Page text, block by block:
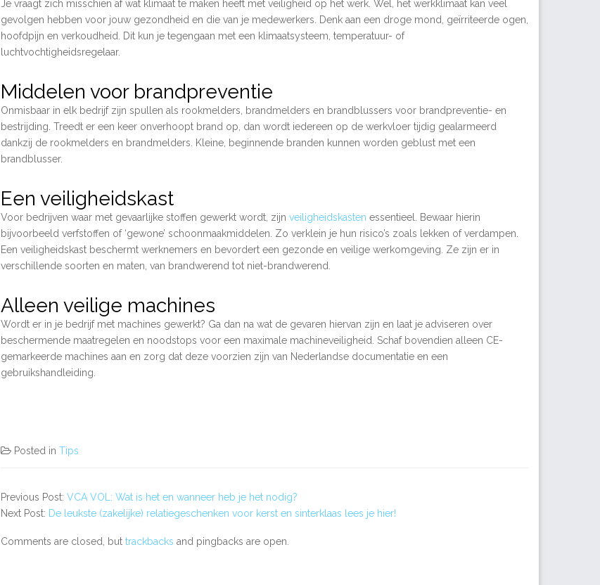
Je vraagt zich misschien af wat klimaat te maken heeft met veiligheid op het werk. Wel, het werkklimaat kan veel
gevolgen hebben voor jouw gezondheid en die van je medewerkers. Denk aan een droge mond, geïrriteerde ogen,
hoofdpijn en verkoudheid. Dit kun je tegengaan met een klimaatsysteem, temperatuur- of
luchtvochtigheidsregelaar.
Middelen voor brandpreventie
Onmisbaar in elk bedrijf zijn spullen als rookmelders, brandmelders en brandblussers voor brandpreventie- en
bestrijding. Treedt er een keer onverhoopt brand op, dan wordt iedereen op de werkvloer tijdig gealarmeerd
dankzij de rookmelders en brandmelders. Kleine, beginnende branden kunnen worden geblust met een
brandblusser.
Een veiligheidskast
Voor bedrijven waar met gevaarlijke stoffen gewerkt wordt, zijn veiligheidskasten essentieel. Bewaar hierin
bijvoorbeeld verfstoffen of ‘gewone’ schoonmaakmiddelen. Zo verklein je hun risico’s zoals lekken of verdampen.
Een veiligheidskast beschermt werknemers en bevordert een gezonde en veilige werkomgeving. Ze zijn er in
verschillende soorten en maten, van brandwerend tot niet-brandwerend.
Alleen veilige machines
Wordt er in je bedrijf met machines gewerkt? Ga dan na wat de gevaren hiervan zijn en laat je adviseren over
beschermende maatregelen en noodstops voor een maximale machineveiligheid. Schaf bovendien alleen CE-
gemarkeerde machines aan en zorg dat deze voorzien zijn van Nederlandse documentatie en een
gebruikshandleiding.
Posted in Tips
Previous Post: VCA VOL: Wat is het en wanneer heb je het nodig?
Next Post: De leukste (zakelijke) relatiegeschenken voor kerst en sinterklaas lees je hier!
Comments are closed, but trackbacks and pingbacks are open.